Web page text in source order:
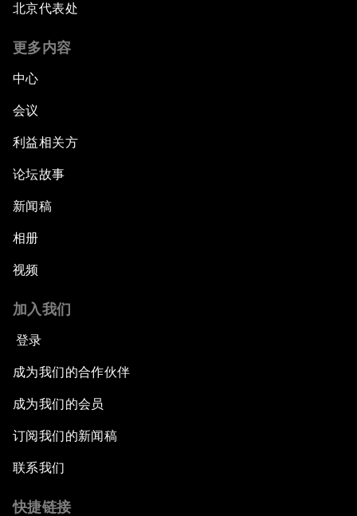
Anchoring Trust in East Asia's New Regionalism
北京代表处
更多内容
中心
会议
利益相关方
论坛故事
新闻稿
相册
视频
加入我们
登录
成为我们的合作伙伴
成为我们的会员
订阅我们的新闻稿
联系我们
快捷链接